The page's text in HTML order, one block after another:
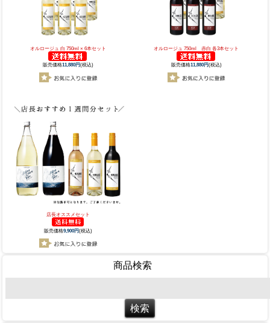
オルロージュ 白 750ml × 6本セット
販売価格11,880円(税込)
オルロージュ 750ml 赤白 各3本セット
販売価格11,880円(税込)
店長オススメセット
販売価格9,900円(税込)
商品検索